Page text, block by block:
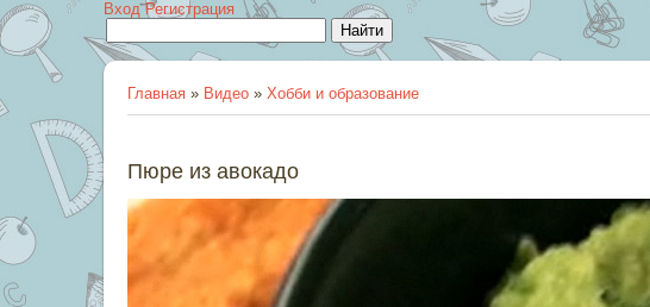
Вход Регистрация
Главная » Видео » Хобби и образование
Пюре из авокадо